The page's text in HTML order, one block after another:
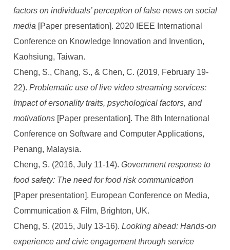
factors on individuals’ perception of false news on social
media [Paper presentation]. 2020 IEEE International
Conference on Knowledge Innovation and Invention,
Kaohsiung, Taiwan.
Cheng, S., Chang, S., & Chen, C. (2019, February 19-
22). Problematic use of live video streaming services:
Impact of ersonality traits, psychological factors, and
motivations[Paper presentation]. The 8th International
Conference on Software and Computer Applications,
Penang, Malaysia.
Cheng, S. (2016, July 11-14). Government response to
food safety: The need for food risk communication
[Paper presentation]. European Conference on Media,
Communication & Film, Brighton, UK.
Cheng, S. (2015, July 13-16). Looking ahead: Hands-on
experience and civic engagement through service